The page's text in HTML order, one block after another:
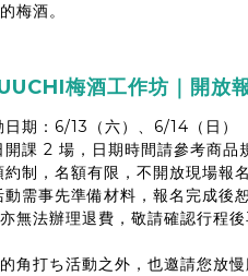
梅酒。
梅酒工作坊｜開放
日期：6/13（六）、6/14（日）
課 2 場，日期時間請參考商品
制，名額有限，不開放現場報名
需事先準備材料，報名完成後
無法辦理退費，敬請確認行程後
角打ち活動之外，也邀請您放